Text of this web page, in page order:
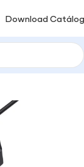
Download